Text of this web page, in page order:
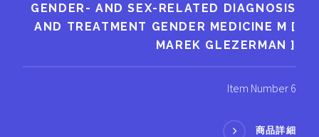
GENDER- AND SEX-RELATED DIAGNOSIS
AND TREATMENT GENDER MEDICINE M [
MAREK GLEZERMAN ]
Item Number 6
商品詳細